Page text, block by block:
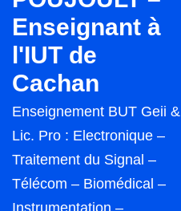
principal
Enseignant à
l'IUT de
Cachan
Enseignement BUT Geii &
Lic. Pro : Electronique –
Traitement du Signal –
Télécom – Biomédical –
Instrumentation –